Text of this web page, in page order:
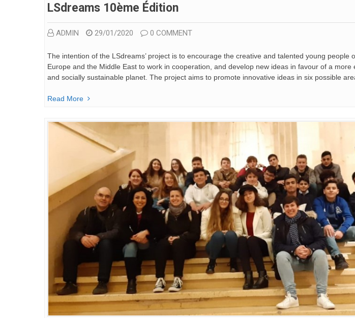
LSdreams 10ème Édition
ADMIN 29/01/2020 0 COMMENT
The intention of the LSdreams’ project is to encourage the creative and talented young people
Europe and the Middle East to work in cooperation, and develop new ideas in favour of a more
and socially sustainable planet. The project aims to promote innovative ideas in six possible
Read More